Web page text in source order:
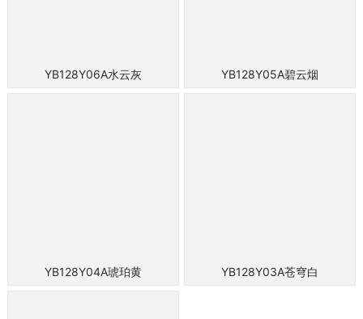
YB128Y06A水云灰 YB128Y05A碧云烟
YB128Y04A琥珀黄 YB128Y03A苍穹白